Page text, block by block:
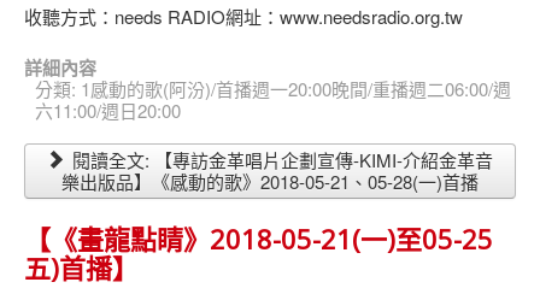
收聽方式：needs RADIO網址：www.needsradio.org.tw
詳細內容
分類: 1感動的歌(阿汾)/首播週一20:00晚間/重播週二06:00/週
六11:00/週日20:00
閱讀全文: 【專訪金革唱片企劃宣傳-KIMI-介紹金革音
樂出版品】《感動的歌》2018-05-21、05-28(一)首播
【《畫龍點睛》2018-05-21(一)至05-25
五)首播】